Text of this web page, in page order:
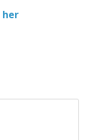
her